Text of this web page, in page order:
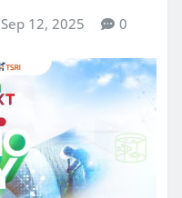
Sep 12, 2025 0